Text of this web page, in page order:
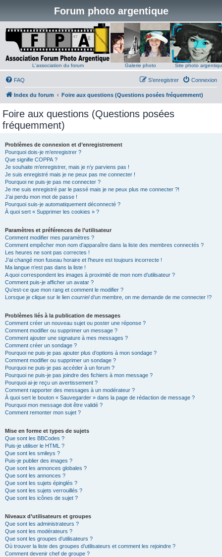
Forum photo argentique
L'association du forum Galerie photo Site photo
FAQ Connexion
S’enregistrer
Index du forum Foire aux questions (Questions posées fréquemment)
Foire aux questions (Questions posées
fréquemment)
Problèmes de connexion et d’enregistrement
Pourquoi dois-je m’enregistrer ?
Que signifie COPPA ?
Je souhaite m’enregistrer, mais je n’y parviens pas !
Je suis enregistré mais je ne peux pas me connecter !
Pourquoi ne puis-je pas me connecter ?
Je me suis enregistré par le passé mais je ne peux plus me connecter ?!
J’ai perdu mon mot de passe !
Pourquoi suis-je automatiquement déconnecté ?
À quoi sert « Supprimer les cookies » ?
Paramètres et préférences de l’utilisateur
Comment modifier mes paramètres ?
Comment empêcher mon nom d’apparaître dans la liste des membres connectés ?
Les heures ne sont pas correctes !
J’ai changé mon fuseau horaire et l’heure est toujours incorrecte !
Ma langue n’est pas dans la liste !
A quoi correspondent les images à proximité de mon nom d’utilisateur ?
Comment puis-je afficher un avatar ?
Qu’est-ce que mon rang et comment le modifier ?
Lorsque je clique sur le lien courrield’un membre, on me demande de me connecter !?
Problèmes liés à la publication de messages
Comment créer un nouveau sujet ou poster une réponse ?
Comment modifier ou supprimer un message ?
Comment ajouter une signature à mes messages ?
Comment créer un sondage ?
Pourquoi ne puis-je pas ajouter plus d’options à mon sondage ?
Comment modifier ou supprimer un sondage ?
Pourquoi ne puis-je pas accéder à un forum ?
Pourquoi ne puis-je pas joindre des fichiers à mon message ?
Pourquoi ai-je reçu un avertissement ?
Comment rapporter des messages à un modérateur ?
À quoi sert le bouton « Sauvegarder » dans la page de rédaction de message ?
Pourquoi mon message doit être validé ?
Comment remonter mon sujet ?
Mise en forme et types de sujets
Que sont les BBCodes ?
Puis-je utiliser le HTML ?
Que sont les smileys ?
Puis-je publier des images ?
Que sont les annonces globales ?
Que sont les annonces ?
Que sont les sujets épinglés ?
Que sont les sujets verrouillés ?
Que sont les icônes de sujet ?
Niveaux d’utilisateurs et groupes
Que sont les administrateurs ?
Que sont les modérateurs ?
Que sont les groupes d’utilisateurs ?
Où trouver la liste des groupes d’utilisateurs et comment les rejoindre ?
Comment devenir chef de groupe ?